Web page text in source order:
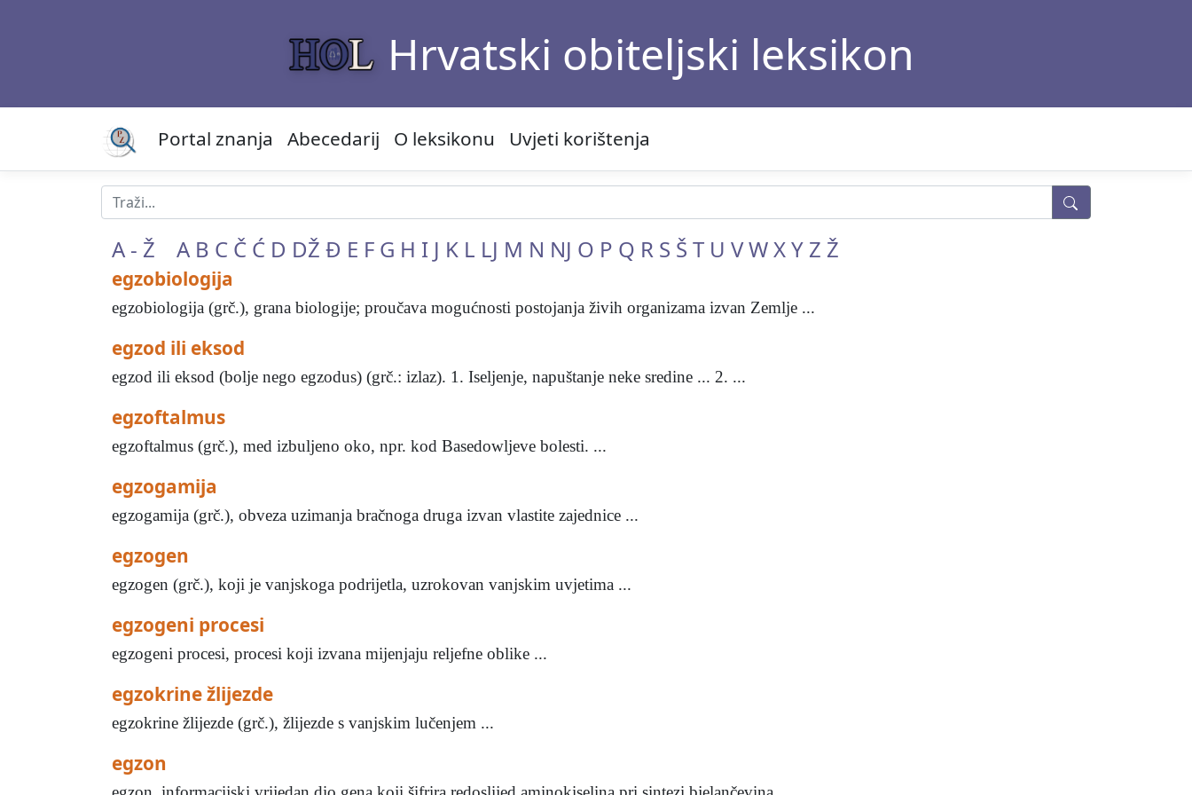
Hrvatski obiteljski leksikon
Portal znanja Abecedarij O leksikonu Uvjeti korištenja
A - Ž A B C Č Ć D DŽ Đ E F G H I J K L LJ M N NJ O P Q R S Š T U VWXY Z Ž
egzobiologija
egzobiologija (grč.), grana biologije; proučava mogućnosti postojanja živih organizama izvan Zemlje ...
egzod ili eksod
egzod ili eksod (bolje nego egzodus) (grč.: izlaz). 1. Iseljenje, napuštanje neke sredine ... 2. ...
egzoftalmus
egzoftalmus (grč.), med izbuljeno oko, npr. kod Basedowljeve bolesti. ...
egzogamija
egzogamija (grč.), obveza uzimanja bračnoga druga izvan vlastite zajednice ...
egzogen
egzogen (grč.), koji je vanjskoga podrijetla, uzrokovan vanjskim uvjetima ...
egzogeni procesi
egzogeni procesi, procesi koji izvana mijenjaju reljefne oblike ...
egzokrine žlijezde
egzokrine žlijezde (grč.), žlijezde s vanjskim lučenjem ...
egzon